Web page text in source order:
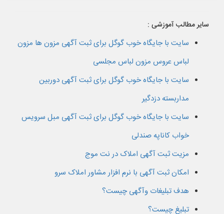
سایر مطالب آموزشی :
سایت با جایگاه خوب گوگل برای ثبت آگهی مزون ها مزون
لباس عروس مزون لباس مجلسی
سایت با جایگاه خوب گوگل برای ثبت آگهی دوربین
مداربسته دزدگیر
سایت با جایگاه خوب گوگل برای ثبت آگهی مبل سرویس
خواب کاناپه صندلی
مزیت ثبت آگهی املاک در نت موج
امکان ثبت آگهی با نرم افزار مشاور املاک سرو
هدف تبلیغات وآگهی چیست؟
تبلیغ چیست؟